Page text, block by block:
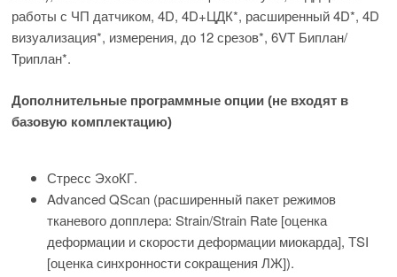
работы с ЧП датчиком, 4D, 4D+ЦДК*, расширенный 4D*, 4D
визуализация*, измерения, до 12 срезов*, 6VT Биплан/
Триплан*.
Дополнительные программные опции (не входят в
базовую комплектацию)
Стресс ЭхоКГ.
Advanced QScan (расширенный пакет режимов
тканевого допплера: Strain/Strain Rate [оценка
деформации и скорости деформации миокарда], ТSI
[оценка синхронности сокращения ЛЖ]).